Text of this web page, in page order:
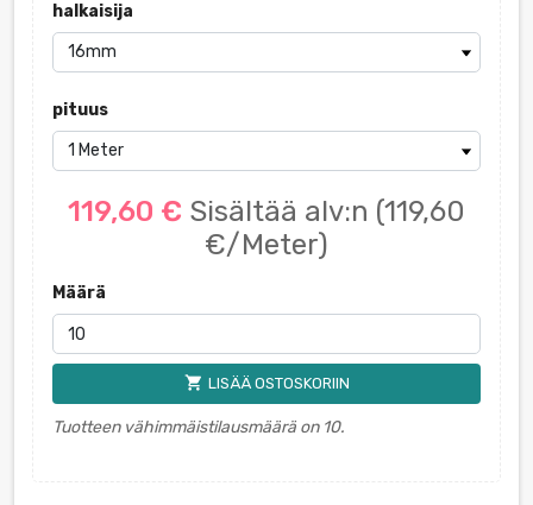
halkaisija
pituus
119,60 € Sisältää alv:n (119,60
€/Meter)
Määrä
shopping_cart LISÄÄ OSTOSKORIIN
Tuotteen vähimmäistilausmäärä on 10.